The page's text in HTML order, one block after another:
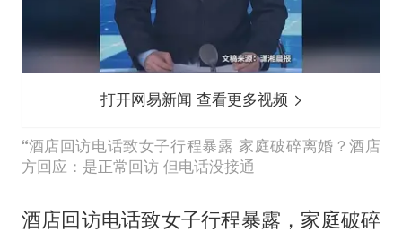
打开网易新闻 查看更多视频
酒店回访电话致女子行程暴露 家庭破碎离婚？酒店
方回应：是正常回访 但电话没接通
酒店回访电话致女子行程暴露，家庭破碎